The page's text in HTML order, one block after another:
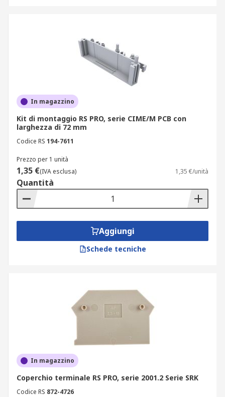
In magazzino
Kit di montaggio RS PRO, serie CIME/M PCB con
larghezza di 72 mm
Codice RS 194-7611
Prezzo per 1 unità
1,35 €(IVA esclusa) 1,35 €/unità
Quantità
Aggiungi
Schede tecniche
In magazzino
Coperchio terminale RS PRO, serie 2001.2 Serie SRK
Codice RS 872-4726